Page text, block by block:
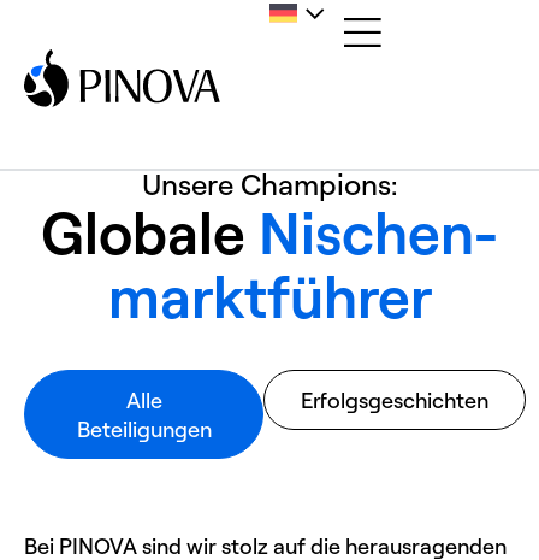
Unsere Champions:
Globale Nischen­
marktführer
Alle
Beteiligungen
Erfolgsgeschichten
Bei PINOVA sind wir stolz auf die herausragenden